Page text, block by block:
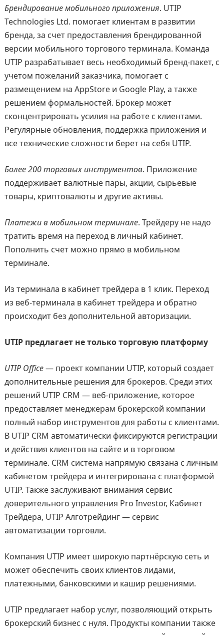
Брендирование мобильного приложения. UTIP
Technologies Ltd. помогает клиентам в развитии
бренда, за счет предоставления брендированной
версии мобильного торгового терминала. Команда
UTIP разрабатывает весь необходимый бренд-пакет, с
учетом пожеланий заказчика, помогает с
размещением на AppStore и Google Play, а также
решением формальностей. Брокер может
сконцентрировать усилия на работе с клиентами.
Регулярные обновления, поддержка приложения и
все технические сложности берет на себя UTIP.
Более 200 торговых инструментов. Приложение
поддерживает валютные пары, акции, сырьевые
товары, криптовалюты и другие активы.
Платежи в мобильном терминале. Трейдеру не надо
тратить время на переход в личный кабинет.
Пополнить счет можно прямо в мобильном
терминале.
Из терминала в кабинет трейдера в 1 клик. Переход
из веб-терминала в кабинет трейдера и обратно
происходит без дополнительной авторизации.
UTIP предлагает не только торговую платформу
UTIP Office— проект компании UTIP, который создает
дополнительные решения для брокеров. Среди этих
решений UTIP CRM — веб-приложение, которое
предоставляет менеджерам брокерской компании
полный набор инструментов для работы с клиентами.
В UTIP CRM автоматически фиксируются регистрации
и действия клиентов на сайте и в торговом
терминале. CRM система напрямую связана с личным
кабинетом трейдера и интегрирована с платформой
UTIP. Также заслуживают внимания сервис
доверительного управления Pro Investor, Кабинет
Трейдера, UTIP Алготрейдинг — сервис
автоматизации торговли.
Компания UTIP имеет широкую партнёрскую сеть и
может обеспечить своих клиентов лидами,
платежными, банковскими и кашир решениями.
UTIP предлагает набор услуг, позволяющий открыть
брокерский бизнес с нуля. Продукты компании также